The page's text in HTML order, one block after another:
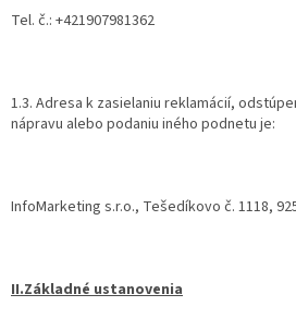
Tel. č.: +421907981362
1.3. Adresa k zasielaniu reklamácií,
nápravu alebo podaniu iného podnetu je:
InfoMarketing s.r.o., Tešedíkovo č. 1118,
II.Základné ustanovenia